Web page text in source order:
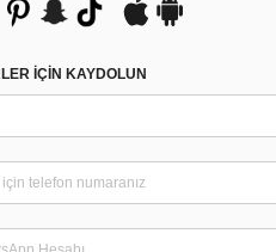
IÇIN KAYDOLUN